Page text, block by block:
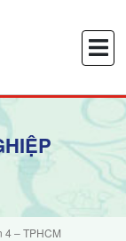
4 – TPHCM